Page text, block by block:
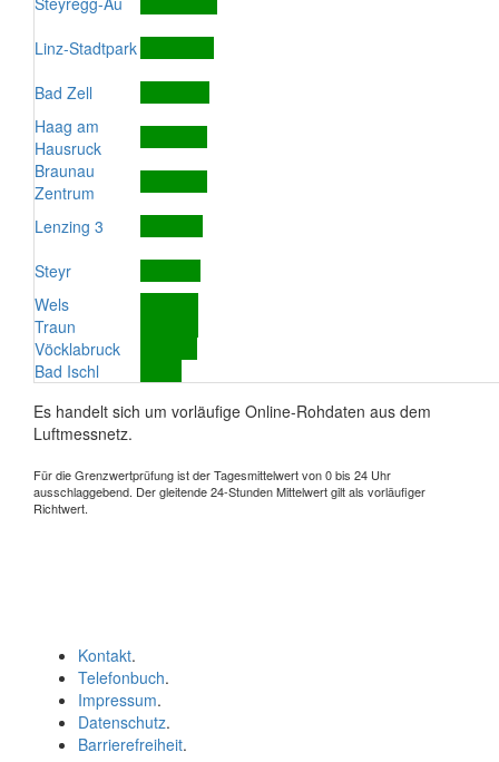
Linz-Stadtpark
Bad Zell
Haag am
Hausruck
Braunau
Zentrum
Lenzing 3
Steyr
Wels
Traun
Vöcklabruck
Bad Ischl
Es handelt sich um vorläufige Online-Rohdaten aus dem
Luftmessnetz.
Für die Grenzwertprüfung ist der Tagesmittelwert von 0 bis 24 Uhr
ausschlaggebend. Der gleitende 24-Stunden Mittelwert gilt als vorläufiger
Richtwert.
Kontakt.
Telefonbuch.
Impressum.
Datenschutz.
Barrierefreiheit.